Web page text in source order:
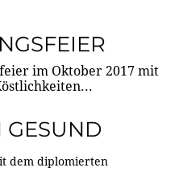
im Oktober 2017 mit
GESUND
dem diplomierten